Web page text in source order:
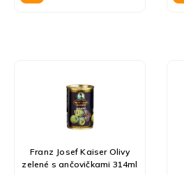
Franz Josef Kaiser Olivy
zelené s ančovičkami 314ml